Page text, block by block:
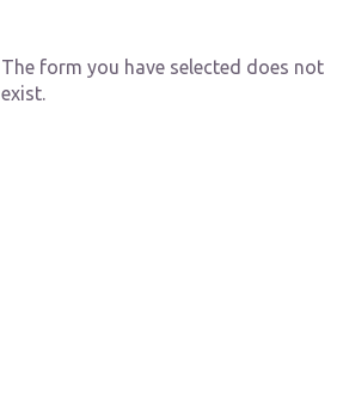
The form you have selected does not
exist.